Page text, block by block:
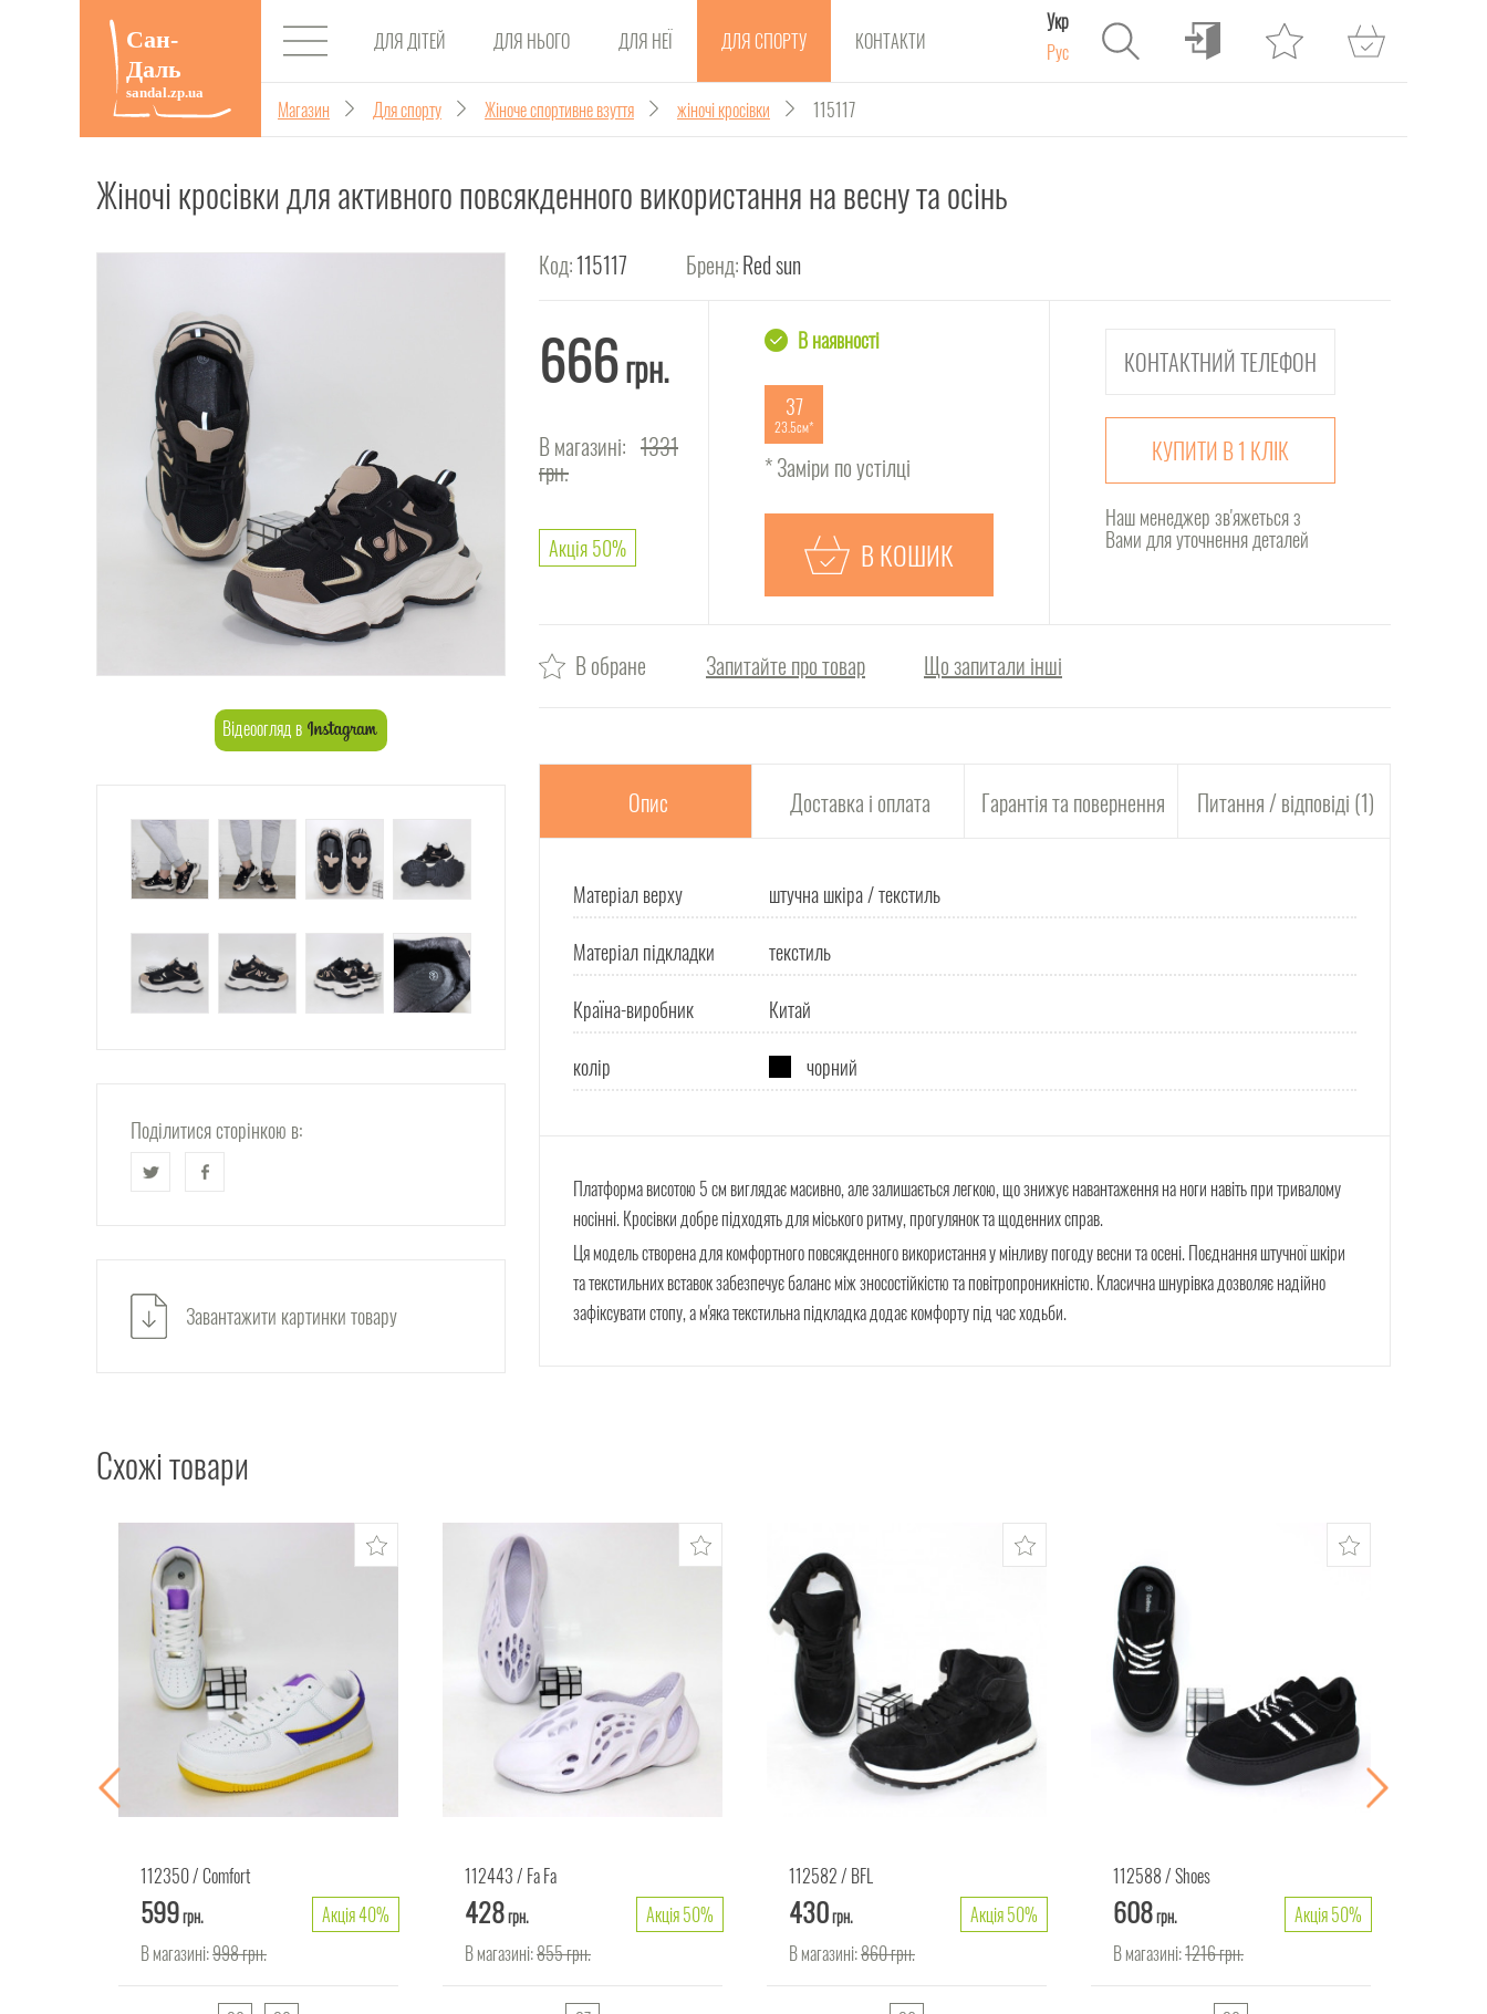
ДЛЯ ДІТЕЙ ДЛЯ НЬОГО ДЛЯ НЕЇ ДЛЯ СПОРТУ КОНТАКТИ
Укр
Рус
Магазин Для спорту Жіноче спортивне взуття жіночі кросівки 115117
Жіночі кросівки для активного повсякденного використання на весну та осінь
Відеоогляд в
Поділитися сторінкою в:
Завантажити картинки товару
Код:115117 Бренд:Red sun
666грн.
В магазині: 1331
грн.
Акція 50%
В наявності
37
23.5см
* Заміри по устілці
В КОШИК
КУПИТИ В 1 КЛІК
Наш менеджер зв'яжеться з
Вами для уточнення деталей
В обране Запитайте про товар Що запитали інші
Опис Доставка і оплата Гарантія та повернення Питання / відповіді (1)
Матеріал верху
штучна шкіра / текстиль
Матеріал підкладки
текстиль
Країна-виробник
Китай
колір
чорний
Платформа висотою 5 см виглядає масивно, але залишається легкою, що знижує навантаження на ноги навіть при тривалому
носінні. Кросівки добре підходять для міського ритму, прогулянок та щоденних справ.
Ця модель створена для комфортного повсякденного використання у мінливу погоду весни та осені. Поєднання штучної шкіри
та текстильних вставок забезпечує баланс між зносостійкістю та повітропроникністю. Класична шнурівка дозволяє надійно
зафіксувати стопу, а м'яка текстильна підкладка додає комфорту під час ходьби.
Схожі товари
112350 Comfort
599грн.
Акція 40%
В магазині:998грн.
112443 Fa Fa
428грн.
Акція 50%
В магазині:855грн.
112582 BFL
430грн.
Акція 50%
В магазині:860грн.
112588 Shoes
608грн.
Акція 50%
В магазині:1216грн.